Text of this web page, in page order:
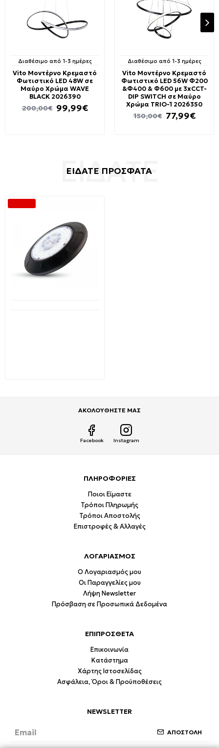
Διαθέσιμο από 1-3 ημέρες
Vito Μοντέρνο Κρεμαστό
Φωτιστικό LED 48W σε
Μαύρο Χρώμα WAVE
BLACK 2026390
99,99€
200,00€
Διαθέσιμο από 1-3 ημέρες
Vito Μοντέρνο Κρεμαστό
Φωτιστικό LED 56W Φ200
&Φ400 & Φ600 με 3xCCT-
DIP SWITCH σε Μαύρο
Χρώμα TRIO-1 2026350
77,99€
150,00€
ΕΙΔΑΤΕ ΠΡΟΣΦΑΤΑ
ΑΚΟΛΟΥΘΗΣΤΕ ΜΑΣ
Facebook Instagram
ΠΛΗΡΟΦΟΡΙΕΣ
Ποιοι Είμαστε
Τρόποι Πληρωμής
Τρόποι Αποστολής
Επιστροφές & Αλλαγές
ΛΟΓΑΡΙΑΣΜΟΣ
Ο Λογαριασμός μου
Οι Παραγγελίες μου
Λήψη Newsletter
Πρόσβαση σε Προσωπικά Δεδομένα
ΕΠΙΠΡΟΣΘΕΤΑ
Επικοινωνία
Κατάστημα
Χάρτης Ιστοσελίδας
Ασφάλεια, Όροι & Προϋποθέσεις
NEWSLETTER
ΑΠΟΣΤΟΛΗ